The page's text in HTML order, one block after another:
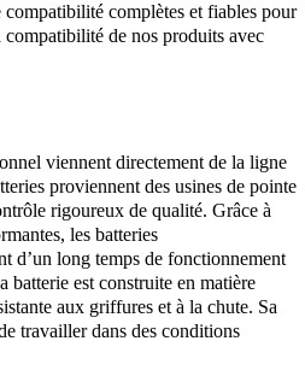
complètes et fiables pour
compatibilité de nos produits avec
viennent directement de la ligne
proviennent des usines de pointe
rigoureux de qualité. Grâce à
les batteries
d’un long temps de fonctionnement
batterie est construite en matière
aux griffures et à la chute. Sa
travailler dans des conditions